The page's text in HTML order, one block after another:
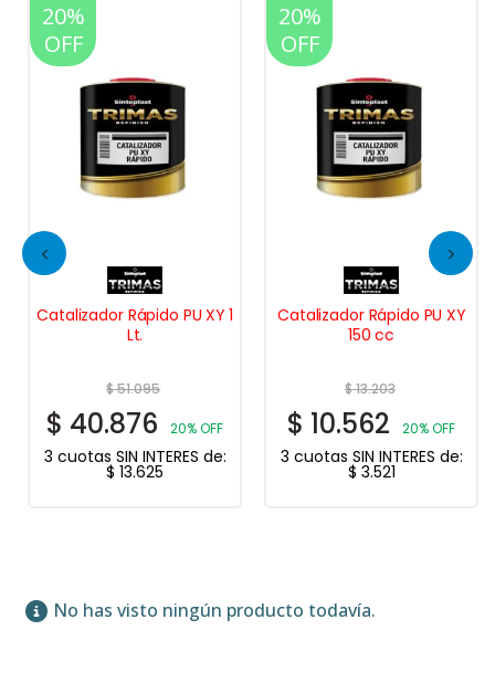
20%
OFF
Catalizador Rápido PU XY
150 cc
$13.203
$10.562 20% OFF
3 cuotas SIN INTERES de:
$3.521
20%
OFF
Catalizador Medio D841 1
Lt. PPG
$99.531
79.625
3 cuotas SIN INTERES de:
$26.542
No has visto ningún producto todavía.